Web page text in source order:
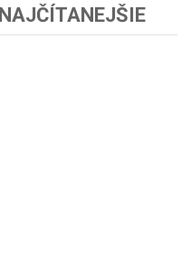
NAJČÍTANEJŠIE